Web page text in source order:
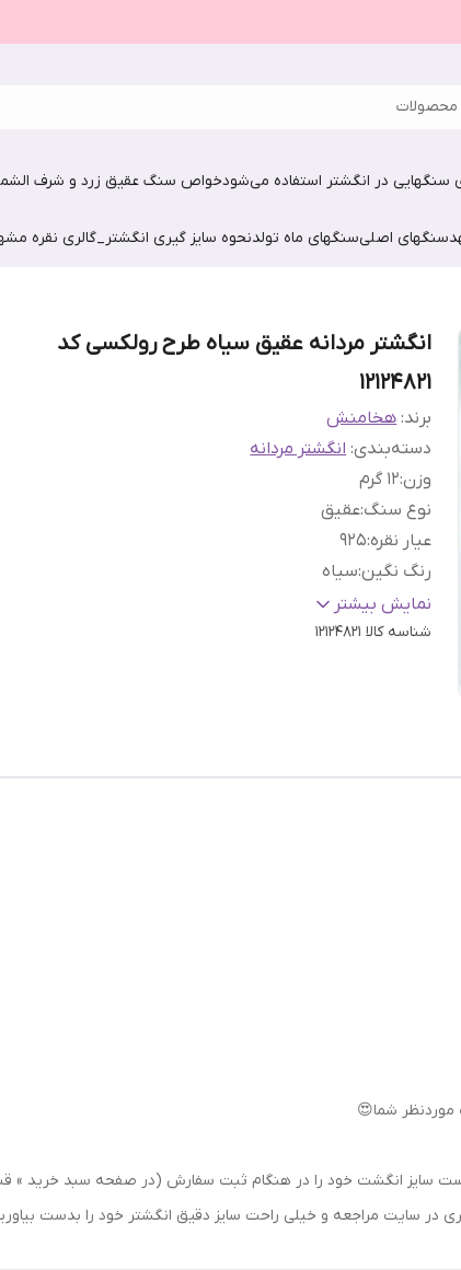
سنگهایی در انگشتر استفاده می‌شودخواص سنگ عقیق زرد و شرف
سنگهای اصلیسنگهای ماه تولدنحوه سایز گیری انگشتر_گالری نقره
انگشتر مردانه عقیق سیاه طرح رولکسی کد
12124821
برند: هخامنش
دسته‌بندی:انگشتر مردانه
وزن:1۲ گرم
نوع سنگ:عقیق
عیار نقره:
925
رنگ نگین:سیاه
سایز:دلخواه
نمایش بیشتر
شناسه کالا 12124821
شما😍
کافیست سایز انگشت خود را در هنگام ثبت سفارش (در صفحه سبد
در سایت مراجعه و خیلی راحت سایز دقیق انگشتر خود را بدست